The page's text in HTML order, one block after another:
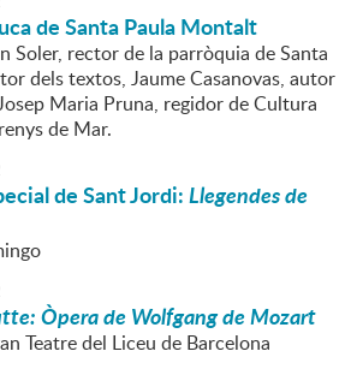
de Santa Paula Montalt
Soler, rector de la parròquia de Santa
dels textos, Jaume Casanovas, autor
Maria Pruna, regidor de Cultura
de Mar.
de Sant Jordi:Llegendes de
Òpera de Wolfgang de Mozart
Teatre del Liceu de Barcelona